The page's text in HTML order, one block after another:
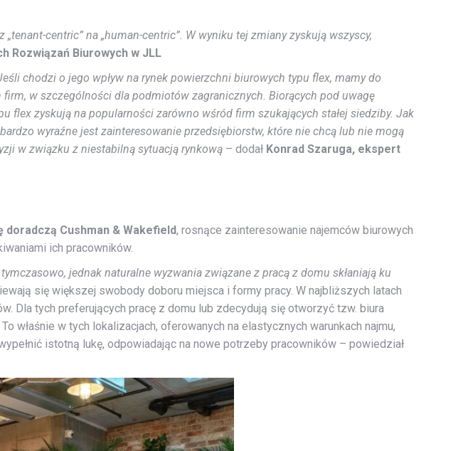
centric” na „human-centric”. W wyniku tej zmiany zyskują wszyscy,
Rozwiązań Biurowych w JLL
chodzi o jego wpływ na rynek powierzchni biurowych typu flex, mamy do
w szczególności dla podmiotów zagranicznych. Biorących pod uwagę
flex zyskują na popularności zarówno wśród firm szukających stałej siedziby. Jak
wyraźne jest zainteresowanie przedsiębiorstw, które nie chcą lub nie mogą
w związku z niestabilną sytuacją rynkową – dodał Konrad Szaruga, ekspert
Cushman & Wakefield, rosnące zainteresowanie najemców biurowych
ich pracowników.
jednak naturalne wyzwania związane z pracą z domu skłaniają ku
się większej swobody doboru miejsca i formy pracy. W najbliższych latach
Dla tych preferujących pracę z domu lub zdecydują się otworzyć tzw. biura
właśnie w tych lokalizacjach, oferowanych na elastycznych warunkach najmu,
istotną lukę, odpowiadając na nowe potrzeby pracowników – powiedział